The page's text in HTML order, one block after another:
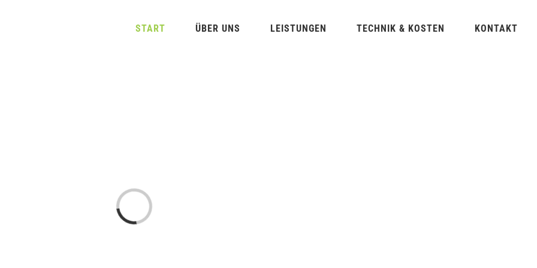
START ÜBER UNS LEISTUNGEN TECHNIK & KOSTEN KONTAKT
Laden...